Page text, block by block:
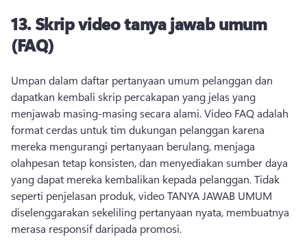
13.Skrip video tanya jawab umum
(FAQ)
Umpan dalam daftar pertanyaan umum pelanggan dan
dapatkan kembali skrip percakapan yang jelas yang
menjawab masing-masing secara alami. Video FAQ adalah
format cerdas untuk tim dukungan pelanggan karena
mereka mengurangi pertanyaan berulang, menjaga
olahpesan tetap konsisten, dan menyediakan sumber daya
yang dapat mereka kembalikan kepada pelanggan. Tidak
seperti penjelasan produk, video TANYA JAWAB UMUM
diselenggarakan sekeliling pertanyaan nyata, membuatnya
merasa responsif daripada promosi.